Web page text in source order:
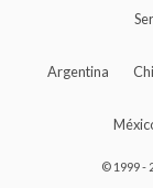
Argentina
© 1999 -